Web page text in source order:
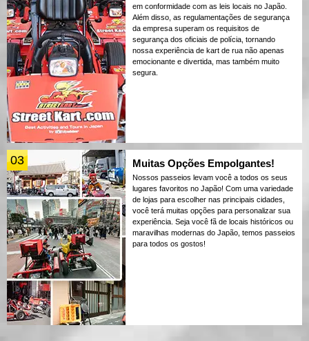
em conformidade com as leis locais no Japão.
Além disso, as regulamentações de segurança
da empresa superam os requisitos de
segurança dos oficiais de polícia, tornando
nossa experiência de kart de rua não apenas
emocionante e divertida, mas também muito
segura.
03 Muitas Opções Empolgantes!
Nossos passeios levam você a todos os seus
lugares favoritos no Japão! Com uma variedade
de lojas para escolher nas principais cidades,
você terá muitas opções para personalizar sua
experiência. Seja você fã de locais históricos ou
maravilhas modernas do Japão, temos passeios
para todos os gostos!